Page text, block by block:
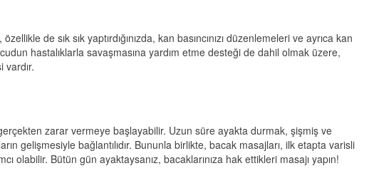
de sık sık yaptırdığınızda, kan basıncınızı düzenlemeleri ve ayrıca kan
hastalıklarla savaşmasına yardım etme desteği de dahil olmak üzere,
vardır.
zarar vermeye başlayabilir. Uzun süre ayakta durmak, şişmiş ve
gelişmesiyle bağlantılıdır. Bununla birlikte, bacak masajları, ilk etapta varisli
olabilir. Bütün gün ayaktaysanız, bacaklarınıza hak ettikleri masajı yapın!